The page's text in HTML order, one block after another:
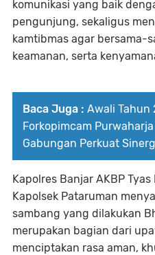
komunikasi yang baik
pengunjung, sekaligus
kamtibmas agar bersama-
keamanan, serta
Baca Juga : Awali Tahun
Forkopimcam
Gabungan Perkuat
Kapolres Banjar AKBP
Kapolsek Pataruman
sambang yang dilakukan
merupakan bagian dari
menciptakan rasa aman,